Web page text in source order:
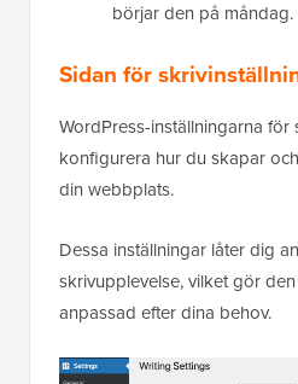
börjar den på måndag.
Sidan för
WordPress-inställningarna
konfigurera hur du skapar
din webbplats.
Dessa inställningar låter dig
skrivupplevelse, vilket gör
anpassad efter dina behov.